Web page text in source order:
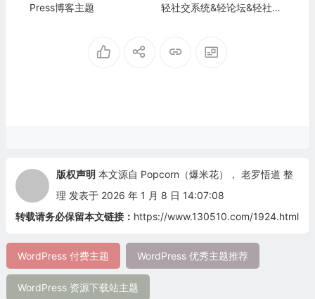
Press博客主题
轻社交系统&轻论坛&轻社区
版权声明 本文源自 Popcorn（爆米花） ， 老罗悟道 整
理 发表于 2026 年 1 月 8 日 14:07:08
转载请务必保留本文链接： https://www.130510.com/1924.html
WordPress 付费主题 WordPress 优秀主题推荐
WordPress 资源下载站主题